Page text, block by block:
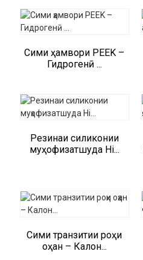
Сими ҳамвори PEEK –
Гидрогенӣ ...
Резинаи силиконии
муҳофизатшуда Hi...
Сими транзитии роҳи
оҳан – Калон...